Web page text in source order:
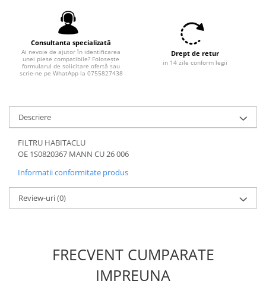
■ Filtre agent racire
► Piese auto
Filtre
Filtre aditivi
Accesorii filtre
Filtre ulei
Filtre aer
Filtre combustibil
Filtre habitaclu
Filtre uscator
Filtre hidraulice
Placute frana
Consultanta specializată
Ai nevoie de ajutor în identificarea
unei piese compatibile? Folosește
formularul de solicitare ofertă sau
scrie-ne pe WhatApp la 0755827438
Drept de retur
in 14 zile conform legii
Descriere
FILTRU HABITACLU
OE 1S0820367 MANN CU 26 006
Informatii conformitate produs
Review-uri(0)
FRECVENT CUMPARATE
IMPREUNA